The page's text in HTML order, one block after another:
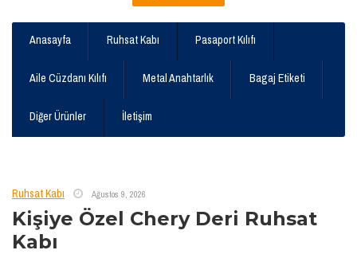
Anasayfa Ruhsat Kabı Pasaport Kılıfı
Aile Cüzdanı Kılıfı Metal Anahtarlık Bagaj Etiketi
Diğer Ürünler İletişim
Ruhsat Kabı Ağustos 9, 2026
Kişiye Özel Chery Deri Ruhsat
Kabı